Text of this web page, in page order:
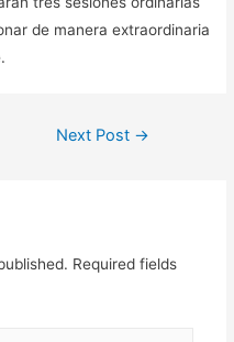
de manera extraordinaria
Next Post →
Required fields